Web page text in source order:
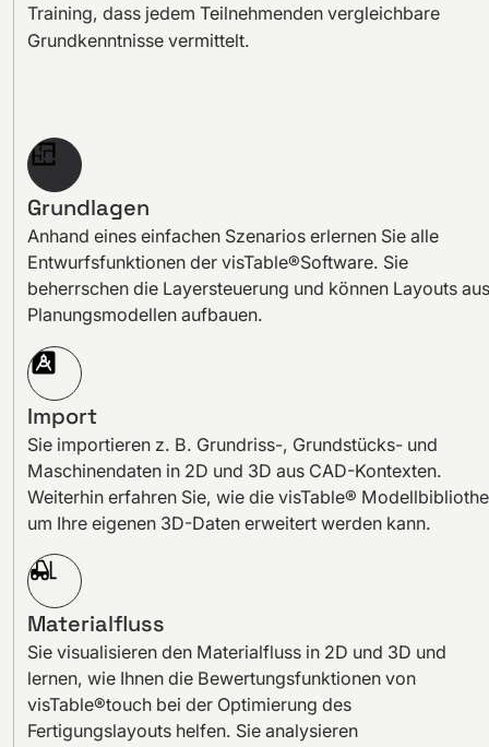
Training, dass jedem Teilnehmenden vergleichbare
Grundkenntnisse vermittelt.
Grundlagen
Anhand eines einfachen Szenarios erlernen Sie alle
Entwurfsfunktionen der visTable®Software. Sie
beherrschen die Layersteuerung und können Layouts aus
Planungsmodellen aufbauen.
Import
Sie importieren z. B. Grundriss-, Grundstücks- und
Maschinendaten in 2D und 3D aus CAD-Kontexten.
Weiterhin erfahren Sie, wie die visTable®
um Ihre eigenen 3D-Daten erweitert werden kann.
Materialfluss
Sie visualisieren den Materialfluss in 2D und 3D und
lernen, wie Ihnen die Bewertungsfunktionen von
visTable®touch bei der Optimierung des
Fertigungslayouts helfen. Sie analysieren